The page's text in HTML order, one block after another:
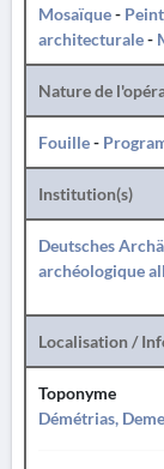
Mosaïque-
architecturale-
Nature de
Fouille-
Institution(s)
Deutsches
archéologique
Localisation /
Toponyme
Démétrias,